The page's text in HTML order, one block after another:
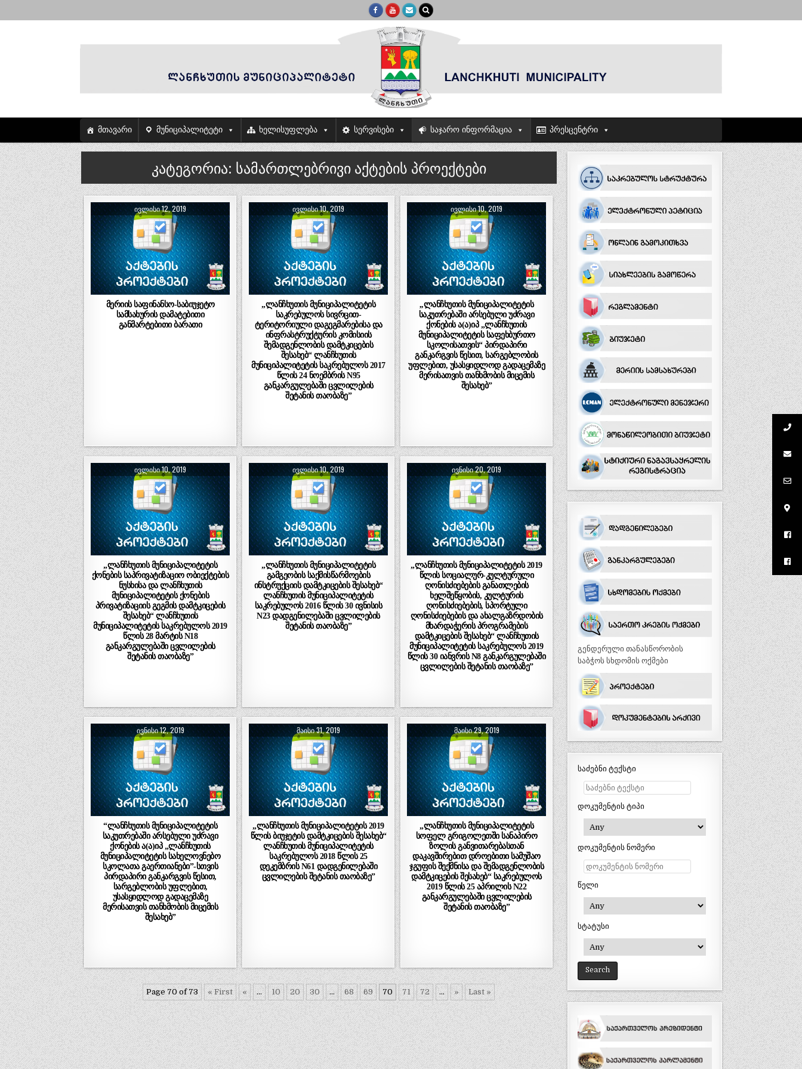
მთავარი მუნიციპალიტეტი ხელისუფლება სერვისები საჯარო ინფორმაცია პრესცენტრი
კატეგორია: სამართლებრივი აქტების პროექტები
ᲘᲕᲚᲘᲡᲘ 12, 2019
მერიის საფინანსო-საბიუჯეტო
სამსახურის დამატებითი
განმარტებითი ბარათი
ᲘᲕᲚᲘᲡᲘ 10, 2019
„ლანჩხუთის მუნიციპალიტეტის
საკრებულოს სივრცით-
ტერიტორიული დაგეგმარებისა და
ინფრასტრუქტურის კომისიის
შემადგენლობის დამტკიცების
შესახებ“ ლანჩხუთის
მუნიციპალიტეტის საკრებულოს 2017
წლის 24 ნოემბრის N95
განკარგულებაში ცვლილების
შეტანის თაობაზე”
ᲘᲕᲚᲘᲡᲘ 10, 2019
,,ლანჩხუთის მუნიციპალიტეტის
საკუთრებაში არსებული უძრავი
ქონების ა(ა)იპ „ლანჩხუთის
მუნიციპალიტეტის საფეხბურთო
სკოლისათვის“ პირდაპირი
განკარგვის წესით, სარგებლობის
უფლებით, უსასყიდლოდ გადაცემაზე
მერისათვის თანხმობის მიცემის
შესახებ”
ᲘᲕᲚᲘᲡᲘ 10, 2019
„ლანჩხუთის მუნიციპალიტეტის
ქონების საპრივატიზაციო ობიექტების
ნუსხისა და ლანჩხუთის
მუნიციპალიტეტის ქონების
პრივატიზაციის გეგმის დამტკიცების
შესახებ“ ლანჩხუთის
მუნიციპალიტეტის საკრებულოს 2019
წლის 28 მარტის N18
განკარგულებაში ცვლილების
შეტანის თაობაზე”
ᲘᲕᲚᲘᲡᲘ 10, 2019
„ლანჩხუთის მუნიციპალიტეტის
გამგეობის საქმისწარმოების
ინსტრუქციის დამტკიცების შესახებ“
ლანჩხუთის მუნიციპალიტეტის
საკრებულოს 2016 წლის 30 ივნისის
N23 დადგენილებაში ცვლილების
შეტანის თაობაზე”
ᲘᲕᲜᲘᲡᲘ 20, 2019
„ლანჩხუთის მუნიციპალიტეტის 2019
წლის სოციალურ-კულტურული
ღონისძიებების განათლების
ხელშეწყობის, კულტურის
ღონისძიებების, სპორტული
ღონისძიებების და ახალგაზრდობის
მხარდაჭერის პროგრამების
დამტკიცების შესახებ“ ლანჩხუთის
მუნიციპალიტეტის საკრებულოს 2019
წლის 30 იანვრის N8 განკარგულებაში
ცვლილების შეტანის თაობაზე”
ᲘᲕᲜᲘᲡᲘ 12, 2019
“ლანჩხუთის მუნიციპალიტეტის
საკუთრებაში არსებული უძრავი
ქონების ა(ა)იპ „ლანჩხუთის
მუნიციპალიტეტის სახელოვნებო
სკოლათა გაერთიანები”-სთვის
პირდაპირი განკარგვის წესით,
სარგებლობის უფლებით,
უსასყიდლოდ გადაცემაზე
მერისათვის თანხმობის მიცემის
შესახებ”
ᲛᲐᲘᲡᲘ 31, 2019
„ლანჩხუთის მუნიციპალიტეტის 2019
წლის ბიუჯეტის დამტკიცების შესახებ“
ლანჩხუთის მუნიციპალიტეტის
საკრებულოს 2018 წლის 25
დეკემბრის N61 დადგენილებაში
ცვლილების შეტანის თაობაზე”
ᲛᲐᲘᲡᲘ 29, 2019
„ლანჩხუთის მუნიციპალიტეტის
სოფელ გრიგოლეთში სანაპირო
ზოლის განვითარებასთან
დაკავშირებით დროებითი სამუშაო
ჯგუფის შექმნისა და შემადგენლობის
დამტკიცების შესახებ“ საკრებულოს
2019 წლის 25 აპრილის N22
განკარგულებაში ცვლილების
შეტანის თაობაზე”
Page 70 of 73 « First « ... 10 20 30 ... 68 69 70 71 72 ... » Last »
გენდერული თანასწორობის
საბჭოს სხდომის ოქმები
საძებნი ტექსტი
დოკუმენტის ტიპი
დოკუმენტის ნომერი
წელი
სტატუსი